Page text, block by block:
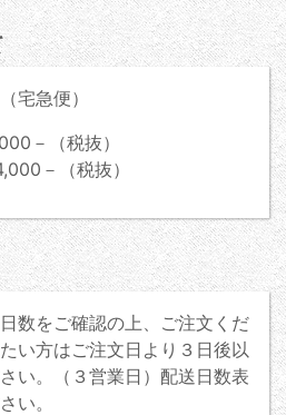
宅急便）
－（税抜）
－（税抜）
数をご確認の上、ご注文くだ
い方はご注文日より３日後以
い。（３営業日）配送日数表
い。